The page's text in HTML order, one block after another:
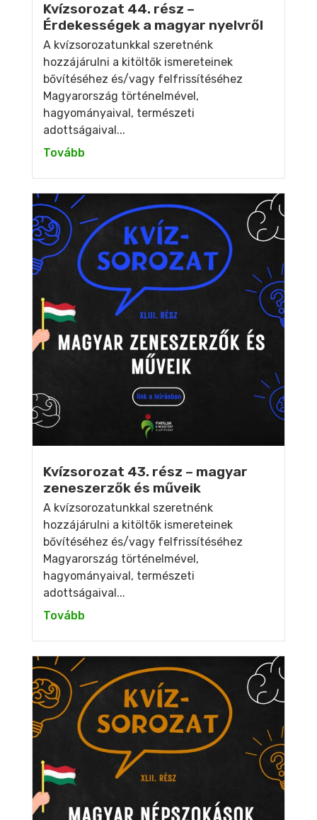
Kvízsorozat 44. rész –
Érdekességek a magyar nyelvről
A kvízsorozatunkkal szeretnénk
hozzájárulni a kitöltők ismereteinek
bővítéséhez és/vagy felfrissítéséhez
Magyarország történelmével,
hagyományaival, természeti
adottságaival...
Tovább
Kvízsorozat 43. rész – magyar
zeneszerzők és műveik
A kvízsorozatunkkal szeretnénk
hozzájárulni a kitöltők ismereteinek
bővítéséhez és/vagy felfrissítéséhez
Magyarország történelmével,
hagyományaival, természeti
adottságaival...
Tovább